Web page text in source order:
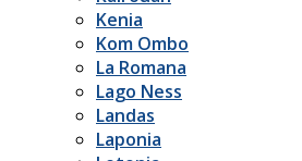
Kenia
Kom Ombo
La Romana
Lago Ness
Landas
Laponia